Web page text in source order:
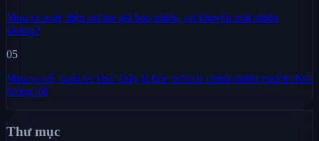
Mua xe máy điện online giá bao nhiêu, có khuyến mãi nhiều
không?
05
Mua xe dễ, nuôi xe khó: Đây là bóc tách tài chính nhiều người chưa
lường tới
Thư mục